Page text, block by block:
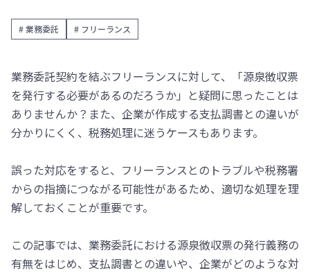
# 業務委託 # フリーランス
業務委託契約を結ぶフリーランスに対して、「源泉徴収票
を発行する必要があるのだろうか」と疑問に思ったことは
ありませんか？また、企業が作成する支払調書との違いが
分かりにくく、税務処理に迷うケースもあります。
誤った対応をすると、フリーランスとのトラブルや税務署
からの指摘につながる可能性があるため、適切な処理を理
解しておくことが重要です。
この記事では、業務委託における源泉徴収票の発行義務の
有無をはじめ、支払調書との違いや、企業がどのような対